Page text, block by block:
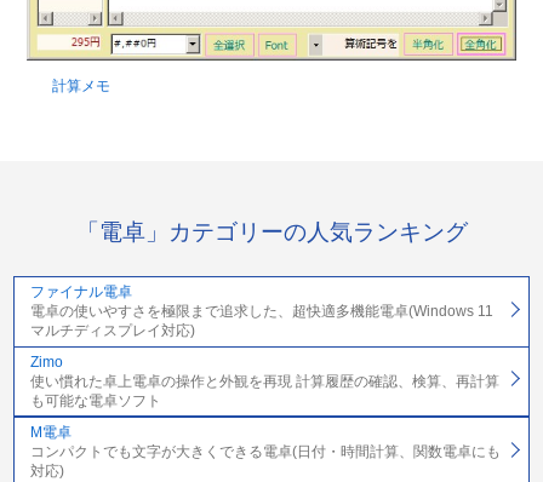
計算メモ
「電卓」カテゴリーの人気ランキング
ファイナル電卓
電卓の使いやすさを極限まで追求した、超快適多機能電卓(Windows 11
マルチディスプレイ対応)
Zimo
使い慣れた卓上電卓の操作と外観を再現 計算履歴の確認、検算、再計算
も可能な電卓ソフト
M電卓
コンパクトでも文字が大きくできる電卓(日付・時間計算、関数電卓にも
対応)